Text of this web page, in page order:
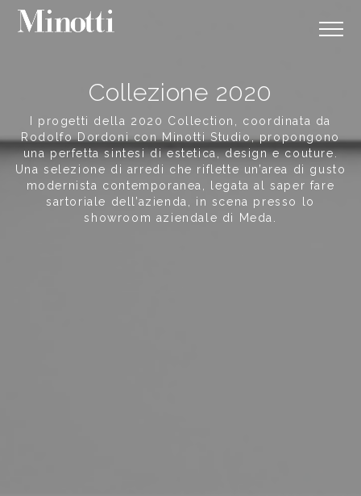
Collezione 2020
I progetti della 2020 Collection, coordinata da
Rodolfo Dordoni con Minotti Studio, propongono
una perfetta sintesi di estetica, design e couture.
Una selezione di arredi che riflette un’area di gusto
modernista contemporanea, legata al saper fare
sartoriale dell’azienda, in scena presso lo
showroom aziendale di Meda.